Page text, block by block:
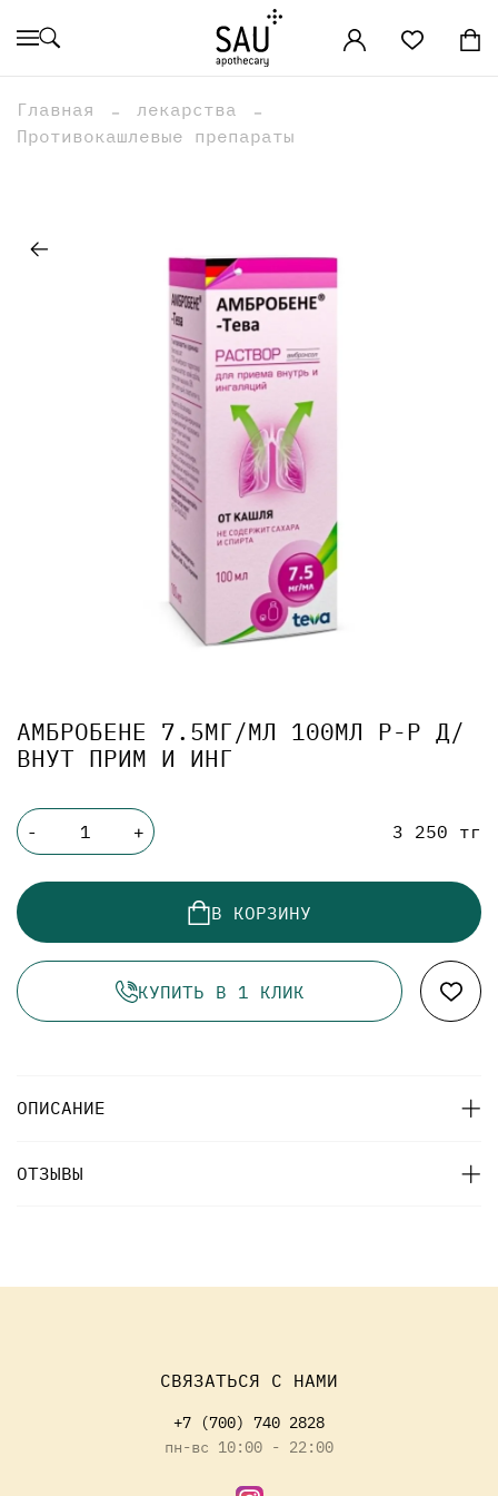
Главная
лекарства
Противокашлевые препараты
АМБРОБЕНЕ 7.5МГ/МЛ 100МЛ Р-Р Д/
ВНУТ ПРИМ И ИНГ
- + 3 250 тг
В КОРЗИНУ
КУПИТЬ В 1 КЛИК
ОПИСАНИЕ
ОТЗЫВЫ
СВЯЗАТЬСЯ С НАМИ
+7 (700) 740 2828
пн-вс 10:00 - 22:00